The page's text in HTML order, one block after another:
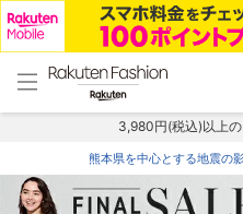
menu home
トップ
3,980円(税込)以上
熊本県を中心とする地震の